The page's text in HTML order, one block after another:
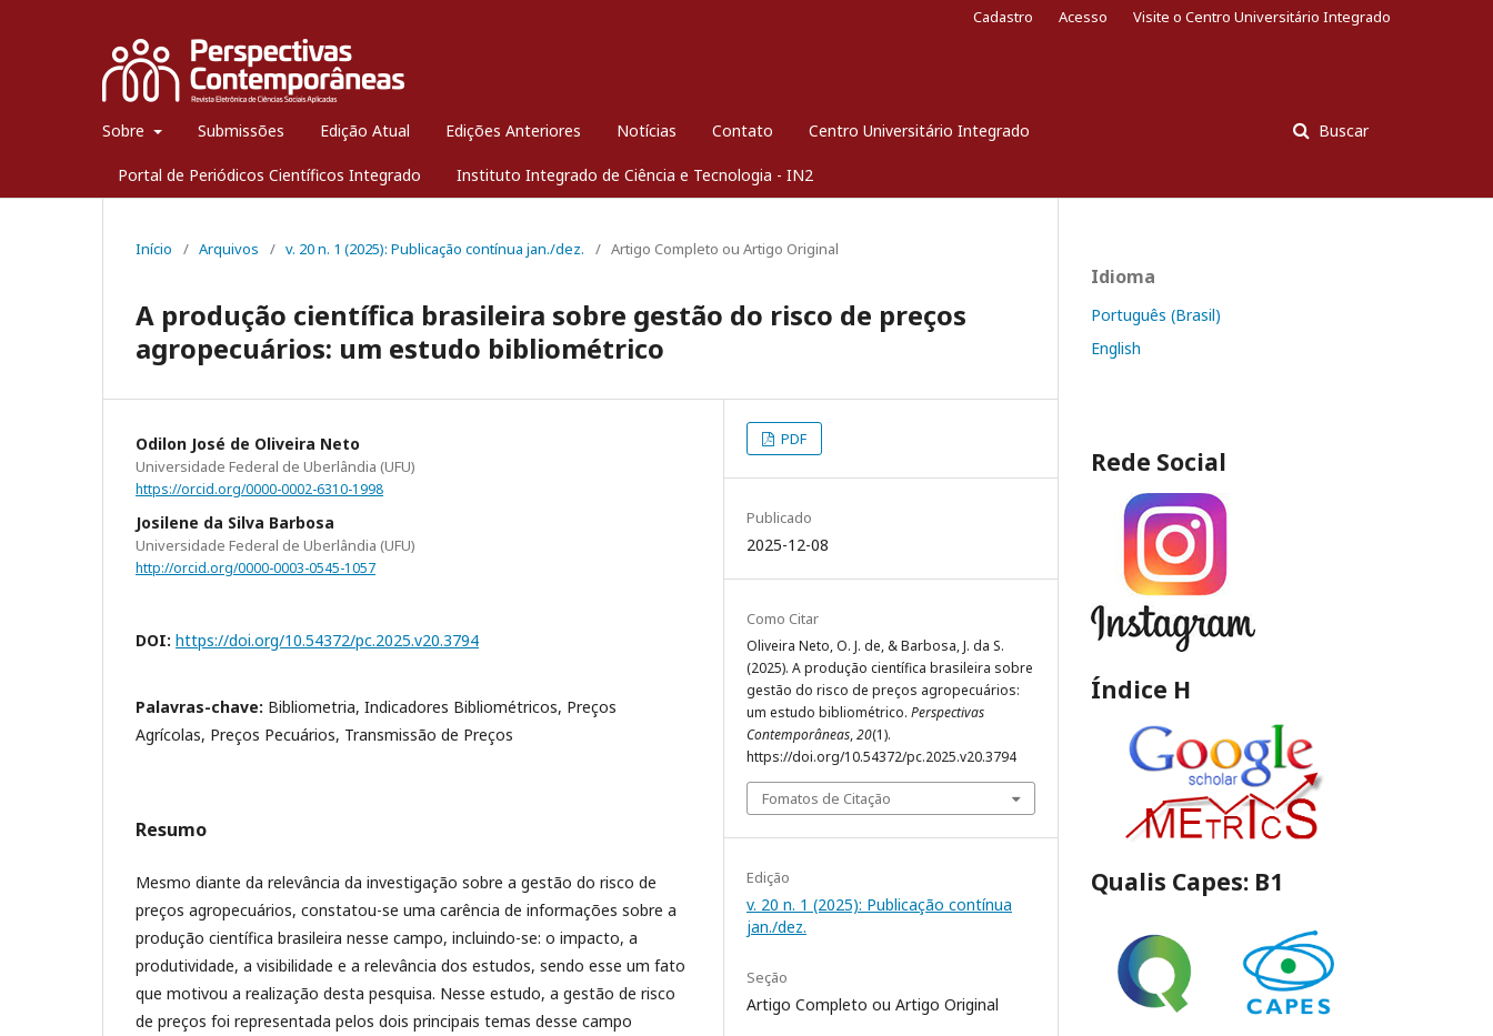
Sobre Submissões Edição Atual Edições Anteriores Notícias Contato Centro Universitário Integrado
Portal de Periódicos Científicos Integrado Instituto Integrado de Ciência e Tecnologia - IN2
Buscar
Cadastro Acesso Visite o Centro Universitário Integrado
Início / Arquivos / v. 20 n. 1 (2025): Publicação contínua jan./dez. / Artigo Completo ou Artigo Original
A produção científica brasileira sobre gestão do risco de preços
agropecuários: um estudo bibliométrico
Odilon José de Oliveira Neto
Universidade Federal de Uberlândia (UFU)
https://orcid.org/0000-0002-6310-1998
Josilene da Silva Barbosa
Universidade Federal de Uberlândia (UFU)
http://orcid.org/0000-0003-0545-1057
DOI: https://doi.org/10.54372/pc.2025.v20.3794
Palavras-chave: Bibliometria, Indicadores Bibliométricos, Preços
Agrícolas, Preços Pecuários, Transmissão de Preços
Resumo
Mesmo diante da relevância da investigação sobre a gestão do risco de
preços agropecuários, constatou-se uma carência de informações sobre a
produção científica brasileira nesse campo, incluindo-se: o impacto, a
produtividade, a visibilidade e a relevância dos estudos, sendo esse um fato
que motivou a realização desta pesquisa. Nesse estudo, a gestão de risco
de preços foi representada pelos dois principais temas desse campo
PDF
Publicado
2025-12-08
Como Citar
Oliveira Neto, O. J. de, & Barbosa, J. da S.
(2025). A produção científica brasileira sobre
gestão do risco de preços agropecuários:
um estudo bibliométrico. Perspectivas
Contemporâneas,20(1).
https://doi.org/10.54372/pc.2025.v20.3794
Fomatos de Citação
Edição
v. 20 n. 1 (2025): Publicação contínua
jan./dez.
Seção
Artigo Completo ou Artigo Original
Idioma
Português (Brasil)
English
Rede Social
Índice H
Qualis Capes: B1